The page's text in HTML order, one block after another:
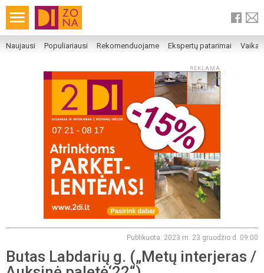
Naujausi Populiariausi Rekomenduojame Ekspertų patarimai
REKLAMA
Publikuota: 2023 m. 23 gruodžio d. 09:00
Butas Labdarių g. („Metų interjeras /